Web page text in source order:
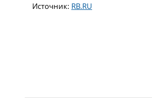
Источник: RB.RU